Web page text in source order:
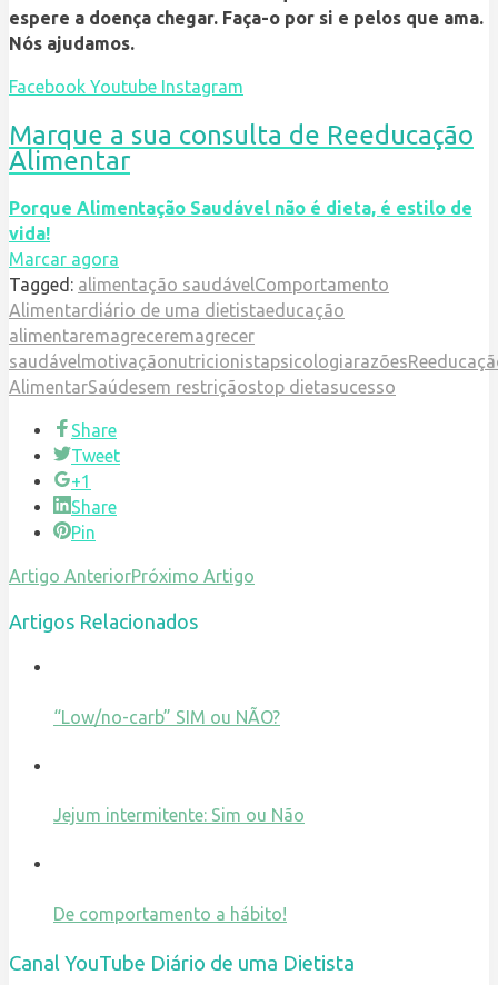
espere a doença chegar. Faça-o por si e pelos que ama.
Nós ajudamos.
Facebook Youtube Instagram
Marque a sua consulta de Reeducação
Alimentar
Porque Alimentação Saudável não é dieta, é estilo de
vida!
Marcar agora
Tagged: alimentação saudávelComportamento
Alimentardiário de uma dietistaeducação
alimentaremagreceremagrecer
saudávelmotivaçãonutricionistapsicologiarazões
AlimentarSaúdesem restriçãostop dietasucesso
Share
Tweet
+1
Share
Pin
Artigo AnteriorPróximo Artigo
Artigos Relacionados
“Low/no-carb” SIM ou NÃO?
Jejum intermitente: Sim ou Não
De comportamento a hábito!
Canal YouTube Diário de uma Dietista